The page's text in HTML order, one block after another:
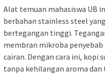
Alat temuan mahasiswa UB
berbahan stainless steel
bertegangan tinggi.
membran mikroba
cairan. Dengan cara ini, kopi
tanpa kehilangan aroma dan